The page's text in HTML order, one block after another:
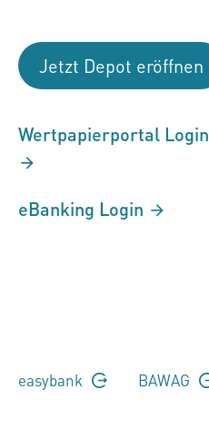
Jetzt Depot eröffnen
Wertpapierportal Login
eBanking Login
easybank BAWAG